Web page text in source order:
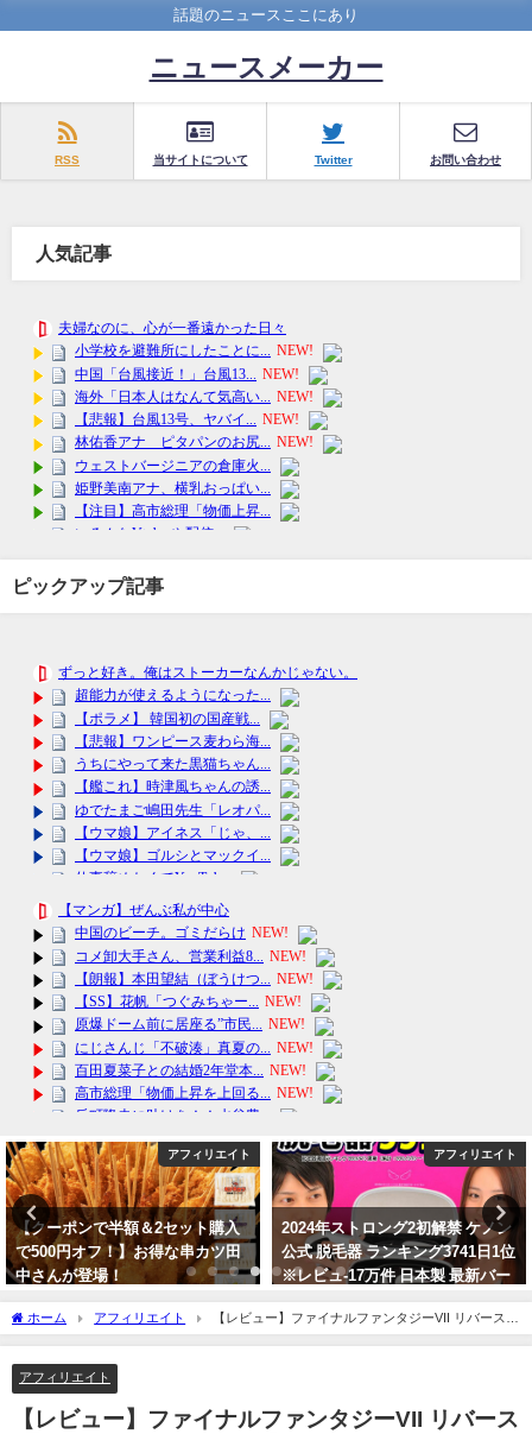
話題のニュースここにあり
ニュースメーカー
RSS 当サイトについて Twitter お問い合わせ
人気記事
ピックアップ記事
アフィリエイト
2024年ストロング2初解禁 ケノン
公式 脱毛器 ランキング3741日1位
※レビュ-17万件 日本製 最新バー
ジョン 美顔器 家庭用 ムダ毛 ヒゲ
ボディ
アフィリエイト
シャワーヘッドの美肌効果がすご
い！使い方や特徴を徹底解説
2024年3月21日
ホーム アフィリエイト
【レビュー】ファイナルファンタジーVII リバース
(【前作セーブデータ特典】『FINAL FANTASY VII REMAKE』の魅力とは？！
アフィリエイト
【レビュー】ファイナルファンタジーVII リバース